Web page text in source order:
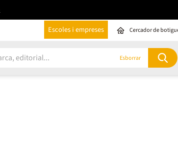
Escoles i empreses Cercador de
Esborrar